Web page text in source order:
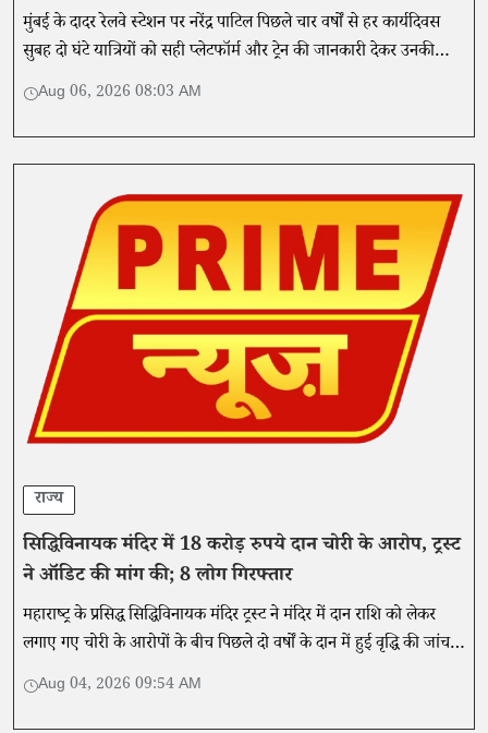
मुंबई के दादर रेलवे स्टेशन पर नरेंद्र पाटिल पिछले चार वर्षों से हर कार्यदिवस
सुबह दो घंटे यात्रियों को सही प्लेटफॉर्म और ट्रेन की जानकारी देकर उनकी
यात्रा को आसान बना रहे हैं।
Aug 06, 2026 08:03 AM
राज्य
सिद्धिविनायक मंदिर में 18 करोड़ रुपये दान चोरी के आरोप, ट्रस्ट
ने ऑडिट की मांग की; 8 लोग गिरफ्तार
महाराष्ट्र के प्रसिद्ध सिद्धिविनायक मंदिर ट्रस्ट ने मंदिर में दान राशि को लेकर
लगाए गए चोरी के आरोपों के बीच पिछले दो वर्षों के दान में हुई वृद्धि की जांच
और ऑडिट की मांग की है।
Aug 04, 2026 09:54 AM